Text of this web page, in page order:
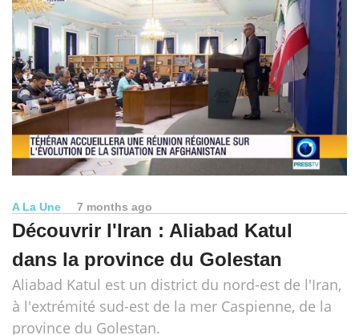
A La Une 7 months ago
Découvrir l'Iran : Aliabad Katul
dans la province du Golestan
Aliabad Katul est un district du nord-est de l'Iran,
à l'extrémité sud-est de la mer Caspienne, de la
province du Golestan.